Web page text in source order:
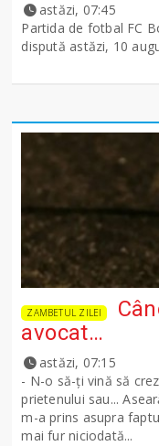
astăzi, 07:45
Partida de fotbal FC
dispută astăzi, 10
ZAMBETUL ZILEI
avocat…
astăzi, 07:15
- N-o să-ţi vină să
prietenului sau...
m-a prins asupra
mai fur niciodată...